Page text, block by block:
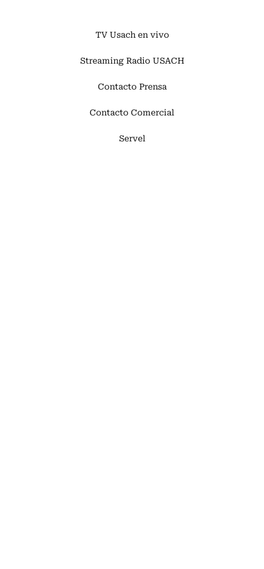
TV Usach en vivo
Streaming Radio USACH
Contacto Prensa
Contacto Comercial
Servel